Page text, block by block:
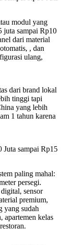
modul yang
juta sampai Rp10
dari material
, dan
ulang,
dari brand lokal
tinggi tapi
yang lebih
1 tahun karena
sampai Rp15
paling mahal:
persegi.
sensor
premium,
yang sudah
apartemen kelas